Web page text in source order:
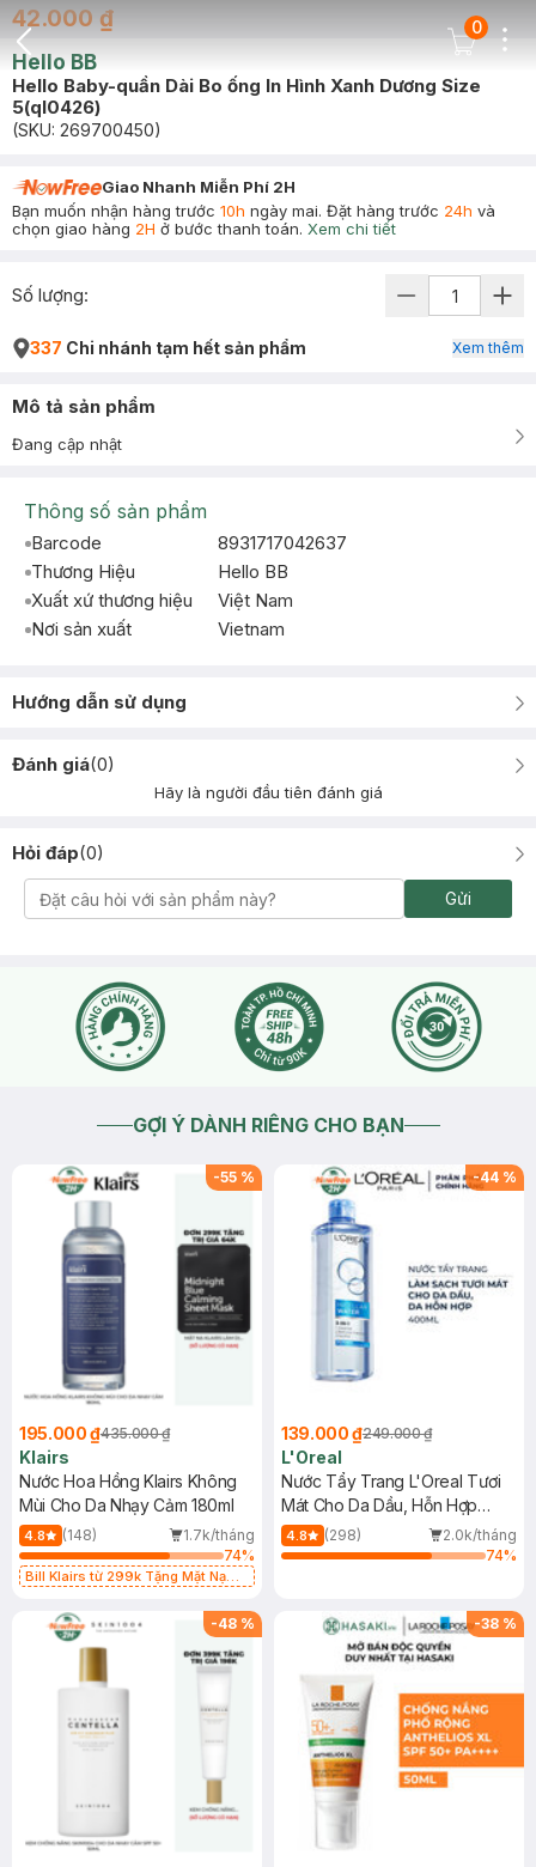
Back Icon
Cart Icon
0
42.000 ₫
Hello BB
Hello Baby-quần Dài Bo ống In Hình Xanh Dương Size
5(ql0426)
(SKU: 269700450)
Giao Nhanh Miễn Phí 2H
Bạn muốn nhận hàng trước 10h ngày mai. Đặt hàng trước 24h và
chọn giao hàng 2H ở bước thanh toán. Xem chi tiết
Số lượng:
337 Chi nhánh tạm hết sản phẩm Xem thêm
Mô tả sản phẩm
Đang cập nhật
Thông số sản phẩm
Barcode
8931717042637
Thương Hiệu
Hello BB
Xuất xứ thương hiệu
Việt Nam
Nơi sản xuất
Vietnam
Hướng dẫn sử dụng
Đánh giá(0)
Hãy là người đầu tiên đánh giá
Hỏi đáp(0)
Gửi
GỢI Ý DÀNH RIÊNG CHO BẠN
-55 %
195.000 ₫435.000 ₫
Klairs
Nước Hoa Hồng Klairs Không
Mùi Cho Da Nhạy Cảm 180ml
4.8 (148)
1.7k/tháng
74%
Bill Klairs từ 299k Tặng Mặt Nạ
25ml (SL Có Hạn)
-44 %
139.000 ₫249.000 ₫
L'Oreal
Nước Tẩy Trang L'Oreal Tươi
Mát Cho Da Dầu, Hỗn Hợp
400ml
4.8 (298)
2.0k/tháng
74%
-48 % -38 %